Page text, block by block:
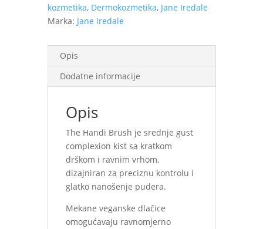
kozmetika, Dermokozmetika, Jane Iredale
Marka: Jane Iredale
Opis
Dodatne informacije
Opis
The Handi Brush je srednje gust
complexion kist sa kratkom
drškom i ravnim vrhom,
dizajniran za preciznu kontrolu i
glatko nanošenje pudera.
Mekane veganske dlačice
omogućavaju ravnomjerno